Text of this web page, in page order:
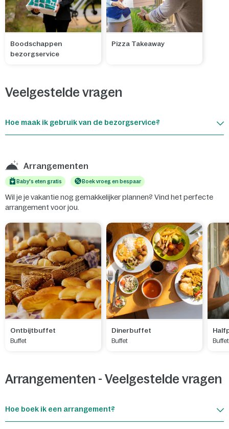
Boodschappen
bezorgservice
Pizza Takeaway
Veelgestelde vragen
Hoe maak ik gebruik van de bezorgservice?
Arrangementen
Baby's eten gratis Boek vroeg en bespaar
Wil je je vakantie nog gemakkelijker plannen? Vind het perfecte
arrangement voor jou.
Ontbijtbuffet
Buffet
Dinerbuffet
Buffet Buffet
Arrangementen - Veelgestelde vragen
Hoe boek ik een arrangement?